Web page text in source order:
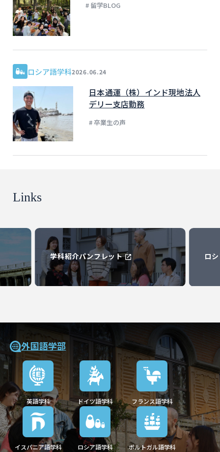
# 留学BLOG
ロシア語学科2026.06.24
日本通運（株）インド現地法人
デリー支店勤務
# 卒業生の声
Links
ロシア語学科FACEBOOK ギ
外国語学部
英語学科 ドイツ語学科 フランス語学科
イスパニア語学科 ロシア語学科 ポルトガル語学科